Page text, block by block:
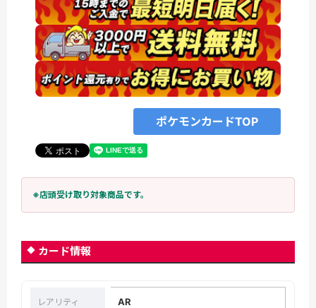
ポケモンカードTOP
※店頭受け取り対象商品です。
カード情報
レアリティ AR